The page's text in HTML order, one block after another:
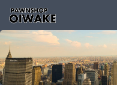
コンテンツへスキップ